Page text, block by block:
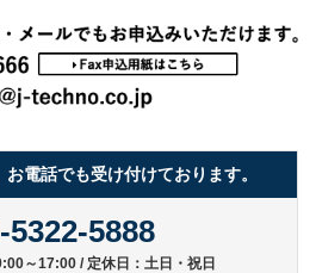
電話でも受け付けております。
5322-5888
～17:00 / 定休日：土日・祝日